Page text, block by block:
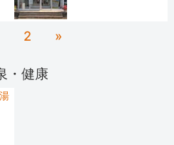
2 »
・健康